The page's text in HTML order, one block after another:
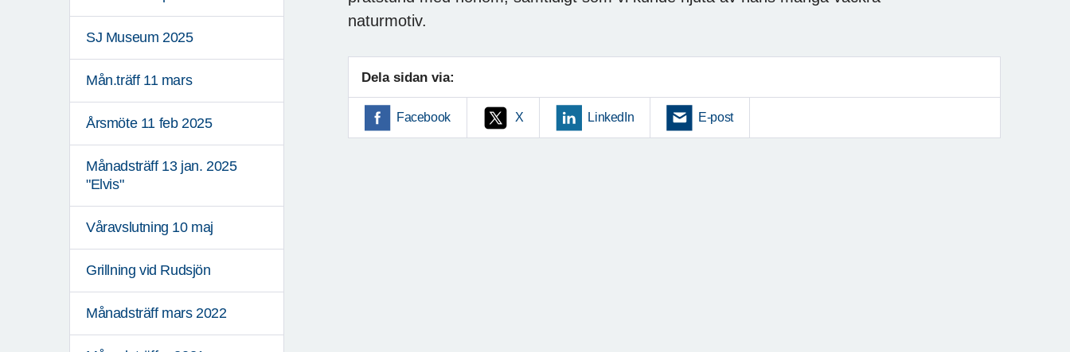
SJ Museum 2025
Mån.träff 11 mars
Årsmöte 11 feb 2025
Månadsträff 13 jan. 2025
"Elvis"
Våravslutning 10 maj
Grillning vid Rudsjön
Månadsträff mars 2022
naturmotiv.
Dela sidan via:
Facebook X LinkedIn E-post